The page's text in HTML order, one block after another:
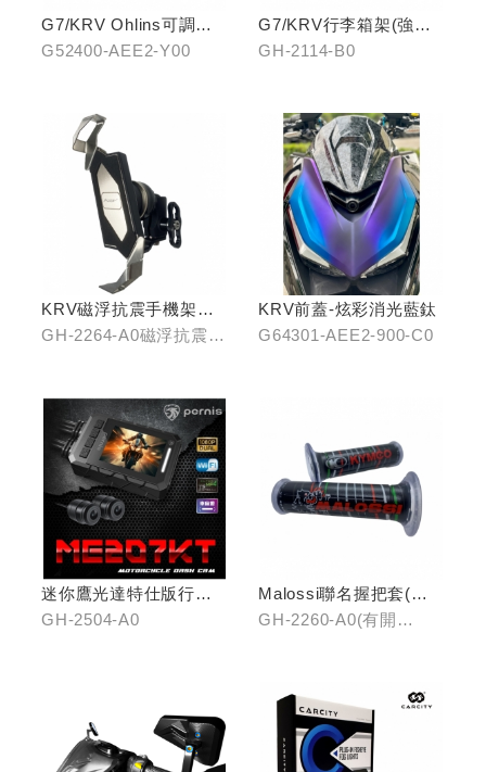
G7/KRV Ohlins可調避
震器
G52400-AEE2-Y00
G7/KRV行李箱架(強化)
置物版型
GH-2114-B0
KRV磁浮抗震手機架組
(含整合支架)
GH-2264-A0磁浮抗震手
KRV前蓋-炫彩消光藍鈦
G64301-AEE2-900-C0
迷你鷹光達特仕版行車
記錄器
GH-2504-A0
Malossi聯名握把套(有
開口)/(無開口)
GH-2260-A0(有開